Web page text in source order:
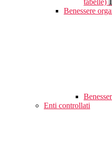
tabelle)
Benessere
Enti controllati